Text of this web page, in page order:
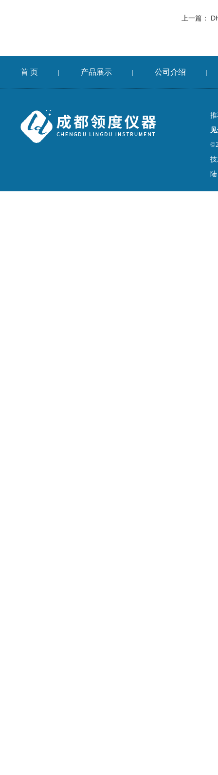
上一篇：
首 页 | 产品展示 | 公司介绍 |
陆